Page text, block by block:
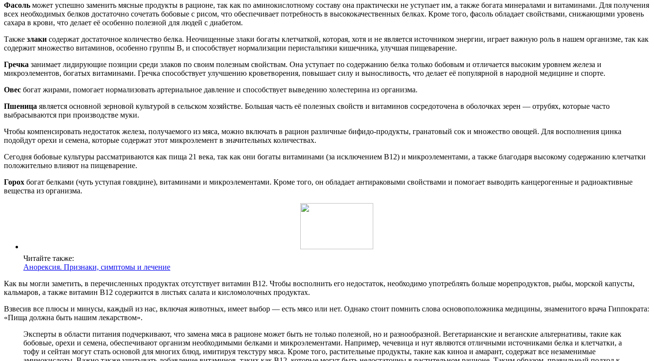
Фасоль может успешно заменить мясные продукты в рационе, так как по аминокислотному составу она практически не уступает им, а также богата минералами и витаминами. Для получения
всех необходимых белков достаточно сочетать бобовые с рисом, что обеспечивает потребность в высококачественных белках. Кроме того, фасоль обладает свойствами, снижающими уровень
сахара в крови, что делает её особенно полезной для людей с диабетом.
Также злаки содержат достаточное количество белка. Неочищенные злаки богаты клетчаткой, которая, хотя и не является источником энергии, играет важную роль в нашем организме, так как
содержит множество витаминов, особенно группы B, и способствует нормализации перистальтики кишечника, улучшая пищеварение.
Гречка занимает лидирующие позиции среди злаков по своим полезным свойствам. Она уступает по содержанию белка только бобовым и отличается высоким уровнем железа и
микроэлементов, богатых витаминами. Гречка способствует улучшению кроветворения, повышает силу и выносливость, что делает её популярной в народной медицине и спорте.
Овес богат жирами, помогает нормализовать артериальное давление и способствует выведению холестерина из организма.
Пшеница является основной зерновой культурой в сельском хозяйстве. Большая часть её полезных свойств и витаминов сосредоточена в оболочках зерен — отрубях, которые часто
выбрасываются при производстве муки.
Чтобы компенсировать недостаток железа, получаемого из мяса, можно включать в рацион различные бифидо-продукты, гранатовый сок и множество овощей. Для восполнения цинка
подойдут орехи и семена, которые содержат этот микроэлемент в значительных количествах.
Сегодня бобовые культуры рассматриваются как пища 21 века, так как они богаты витаминами (за исключением B12) и микроэлементами, а также благодаря высокому содержанию клетчатки
положительно влияют на пищеварение.
Горох богат белками (чуть уступая говядине), витаминами и микроэлементами. Кроме того, он обладает антираковыми свойствами и помогает выводить канцерогенные и радиоактивные
вещества из организма.
Читайте также:
Анорексия. Признаки, симптомы и лечение
Как вы могли заметить, в перечисленных продуктах отсутствует витамин B12. Чтобы восполнить его недостаток, необходимо употреблять больше морепродуктов, рыбы, морской капусты,
кальмаров, а также витамин B12 содержится в листьях салата и кисломолочных продуктах.
Взвесив все плюсы и минусы, каждый из нас, включая животных, имеет выбор — есть мясо или нет. Однако стоит помнить слова основоположника медицины, знаменитого врача Гиппократа:
«Пища должна быть нашим лекарством».
Эксперты в области питания подчеркивают, что замена мяса в рационе может быть не только полезной, но и разнообразной. Вегетарианские и веганские альтернативы, такие как
бобовые, орехи и семена, обеспечивают организм необходимыми белками и микроэлементами. Например, чечевица и нут являются отличными источниками белка и клетчатки, а
тофу и сейтан могут стать основой для многих блюд, имитируя текстуру мяса. Кроме того, растительные продукты, такие как киноа и амарант, содержат все незаменимые